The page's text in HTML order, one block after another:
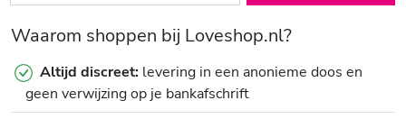
Waarom shoppen bij Loveshop.nl?
Altijd discreet: levering in een anonieme doos en
geen verwijzing op je bankafschrift